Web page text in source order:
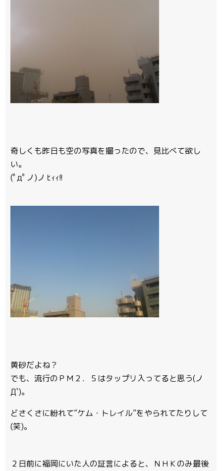
奇しくも昨日も空の写真を撮ったので、見比べて欲し
い。
(ﾟдﾟノ)ノ ﾋｨｨ!!
黄砂だよね？
でも、流行のＰＭ２．５はタップリ入ってると思う(ノ
Д`)。
どさくさに紛れて”ケム・トレイル”をやられてたりして
(笑)。
２日前に福岡にいた人の証言によると、ＮＨＫのみ最後